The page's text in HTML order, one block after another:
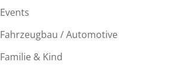
Events
Fahrzeugbau / Automotive
Familie & Kind